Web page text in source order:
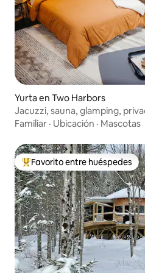
Yurta en Two Harbors
Jacuzzi, sauna, glamping,
Familiar · Ubicación · Mascotas
Favorito entre huéspedes
Favorito entre huéspedes